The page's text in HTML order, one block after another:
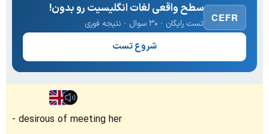
CEFR
سطح واقعی لغات انگلیسیت رو بدون!
تست رایگان · ۳۰ سوال · نتیجه فوری
شروع تست
desirous of meeting her